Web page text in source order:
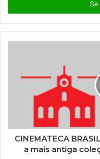
r
a
CINEMATECA
a mais antiga